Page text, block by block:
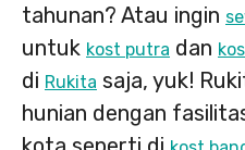
tahunan? Atau ingin
untuk kost putra dan
di Rukita saja, yuk!
hunian dengan